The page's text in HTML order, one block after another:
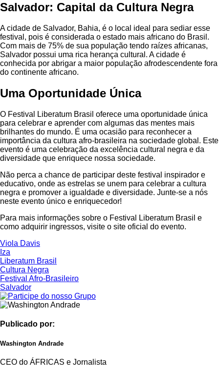
Salvador: Capital da Cultura Negra
A cidade de Salvador, Bahia, é o local ideal para sediar esse
festival, pois é considerada o estado mais africano do Brasil.
Com mais de 75% de sua população tendo raízes africanas,
Salvador possui uma rica herança cultural. A cidade é
conhecida por abrigar a maior população afrodescendente fora
do continente africano.
Uma Oportunidade Única
O Festival Liberatum Brasil oferece uma oportunidade única
para celebrar e aprender com algumas das mentes mais
brilhantes do mundo. É uma ocasião para reconhecer a
importância da cultura afro-brasileira na sociedade global. Este
evento é uma celebração da excelência cultural negra e da
diversidade que enriquece nossa sociedade.
Não perca a chance de participar deste festival inspirador e
educativo, onde as estrelas se unem para celebrar a cultura
negra e promover a igualdade e diversidade. Junte-se a nós
neste evento único e enriquecedor!
Para mais informações sobre o Festival Liberatum Brasil e
como adquirir ingressos, visite o site oficial do evento.
Viola Davis
Iza
Liberatum Brasil
Cultura Negra
Festival Afro-Brasileiro
Salvador
Publicado por:
Washington Andrade
CEO do ÁFRICAS e Jornalista